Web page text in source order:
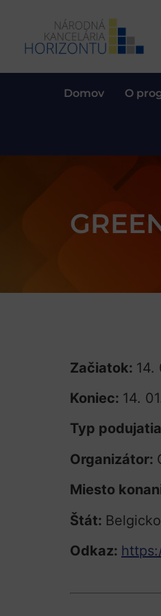
Domov O
Začiatok: 14.
Koniec: 14.
Typ
Organizátor:
Miesto
Štát: Belgicko
Odkaz: